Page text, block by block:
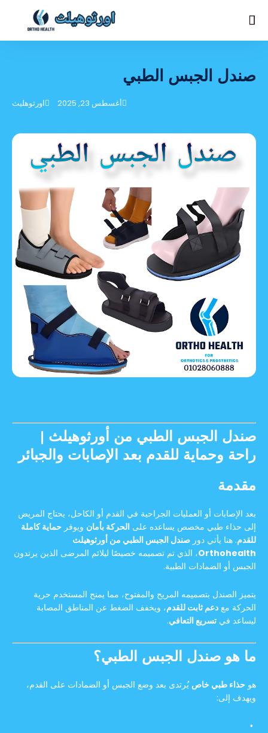
صندل الجبس الطبي
اورثوهليث أغسطس 23, 2025
صندل الجبس الطبي من أورثوهيلث |
راحة وحماية للقدم بعد الإصابات والجبائر
مقدمة
بعد الإصابات أو العمليات الجراحية في القدم أو الكاحل، يحتاج المريض
إلى حذاء طبي مخصص يساعده على الحركة بأمان ويوفر حماية كاملة
للقدم. هنا يأتي دور صندل الجبس الطبي من أورثوهيلث
Orthohealth، الذي تم تصميمه خصيصًا ليلائم المرضى الذين يرتدون
الجبس أو الضمادات الطبية.
يتميز الصندل بتصميمه المريح والمفتوح، مما يمنح المستخدم حرية
الحركة مع دعم ثابت للقدم، ويخفف الضغط عن المناطق المصابة
ليساعد في تسريع التعافي.
ما هو صندل الجبس الطبي؟
هو حذاء طبي خاص يُرتدى بعد وضع الجبس أو الضمادات على القدم،
ويهدف إلى: